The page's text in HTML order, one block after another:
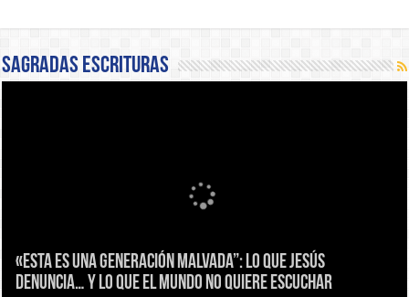
Sagradas Escrituras
Bodas del Cordero: ¿Qué sucederá al final de los
tiempos? No es una metáfora
«Esta es una generación malvada”: Lo que Jesús
denuncia… y lo que el mundo no quiere escuchar
Eclesiastés: El grito que desenmascara el vacío del
mundo y te enseña a vivir para la eternidad
Cita, Alusión y Eco: Las Claves Ocultas para Leer la Biblia
como la Iglesia la ha Leído Siempre
El Hijo Pródigo: Una Guía Espiritual para la
Reconciliación y el Perdón